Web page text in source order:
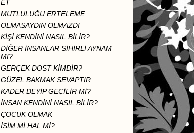
ET
MUTLULUĞU ERTELEME
OLMASAYDIN OLMAZDI
KİŞİ KENDİNİ NASIL BİLİR?
DİĞER İNSANLAR SİHİRLİ AYNAM
MI?
GERÇEK DOST KİMDİR?
GÜZEL BAKMAK SEVAPTIR
KADER DEYİP GEÇİLİR Mİ?
İNSAN KENDİNİ NASIL BİLİR?
ÇOCUK OLMAK
İSİM Mİ HAL Mİ?